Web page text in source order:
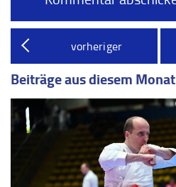
vorheriger
Beiträge aus diesem Monat